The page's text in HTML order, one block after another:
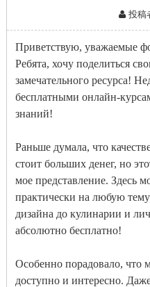
投稿
Приветствую, уважаемые
Ребята, хочу поделиться
замечательного ресурса!
бесплатными онлайн-
знаний!
Раньше думала, что
стоит больших денег, но
мое представление. Здесь
практически на любую
дизайна до кулинарии и
абсолютно бесплатно!
Особенно порадовало, что
доступно и интересно.